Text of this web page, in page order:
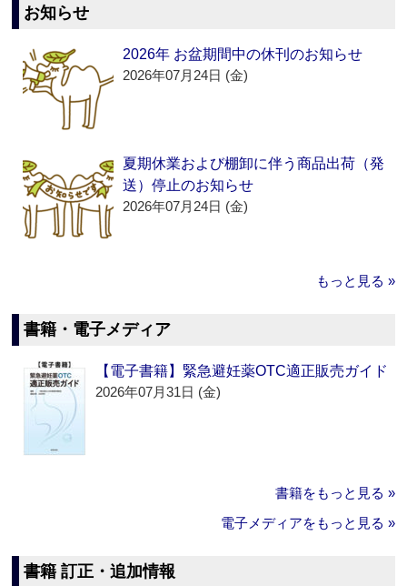
お知らせ
2026年 お盆期間中の休刊のお知らせ
2026年07月24日 (金)
夏期休業および棚卸に伴う商品出荷（発
送）停止のお知らせ
2026年07月24日 (金)
もっと見る »
書籍・電子メディア
【電子書籍】緊急避妊薬OTC適正販売ガイド
2026年07月31日 (金)
書籍をもっと見る »
電子メディアをもっと見る »
書籍 訂正・追加情報